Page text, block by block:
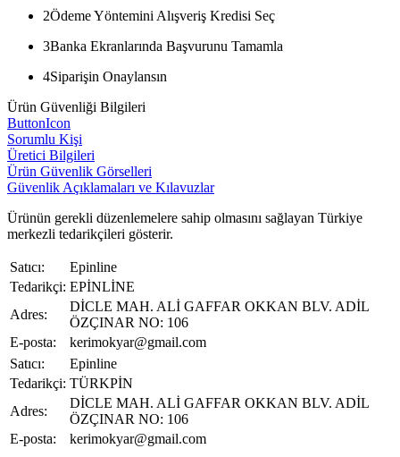
2Ödeme Yöntemini Alışveriş Kredisi Seç
3Banka Ekranlarında Başvurunu Tamamla
4Siparişin Onaylansın
Ürün Güvenliği Bilgileri
ButtonIcon
Sorumlu Kişi
Üretici Bilgileri
Ürün Güvenlik Görselleri
Güvenlik Açıklamaları ve Kılavuzlar
Ürünün gerekli düzenlemelere sahip olmasını sağlayan Türkiye
merkezli tedarikçileri gösterir.
Satıcı:
Epinline
Tedarikçi: EPİNLİNE
Adres:
DİCLE MAH. ALİ GAFFAR OKKAN BLV. ADİL
ÖZÇINAR NO: 106
E-posta:
kerimokyar@gmail.com
Satıcı:
Epinline
Tedarikçi: TÜRKPİN
Adres:
DİCLE MAH. ALİ GAFFAR OKKAN BLV. ADİL
ÖZÇINAR NO: 106
E-posta:
kerimokyar@gmail.com